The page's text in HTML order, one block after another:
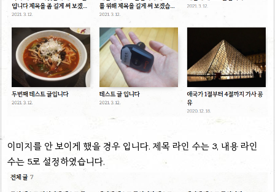
이미지를 안 보이게 했을 경우 입니다. 제목 라인 수는 3, 내용 라인
수는 5로 설정하였습니다.